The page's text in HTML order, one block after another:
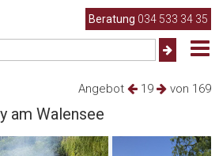
Beratung 034 533 34 35
Angebot 19 von 169
am Walensee